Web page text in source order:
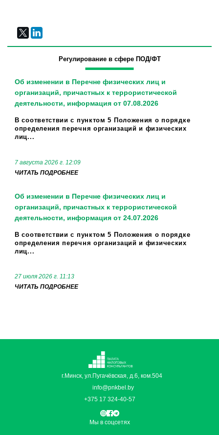
Регулирование в сфере ПОД/ФТ
Об изменении в Перечне физических лиц и
организаций, причастных к террористической
деятельности, информация от 07.08.2026
В соответствии с пунктом 5 Положения о порядке
определения перечня организаций и физических
лиц...
7 августа 2026 г. 12:09
ЧИТАТЬ ПОДРОБНЕЕ
Об изменении в Перечне физических лиц и
организаций, причастных к террористической
деятельности, информация от 24.07.2026
В соответствии с пунктом 5 Положения о порядке
определения перечня организаций и физических
лиц...
27 июля 2026 г. 11:13
ЧИТАТЬ ПОДРОБНЕЕ
г.Минск, ул.Пугачёвская, д.6, ком.504
info@pnkbel.by
+375 17 324-40-57
Мы в соцсетях